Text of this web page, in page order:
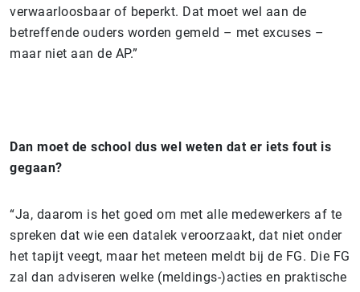
verwaarloosbaar of beperkt. Dat moet wel aan de
betreffende ouders worden gemeld – met excuses –
maar niet aan de AP.”
Dan moet de school dus wel weten dat er iets fout is
gegaan?
“Ja, daarom is het goed om met alle medewerkers af te
spreken dat wie een datalek veroorzaakt, dat niet onder
het tapijt veegt, maar het meteen meldt bij de FG. Die FG
zal dan adviseren welke (meldings-)acties en praktische